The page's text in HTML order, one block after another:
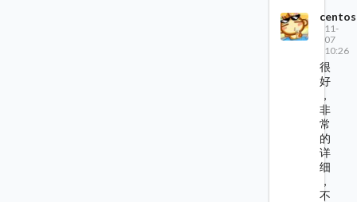
centos
11-
07
10:26
很
好
，
非
常
的
详
细
，
不